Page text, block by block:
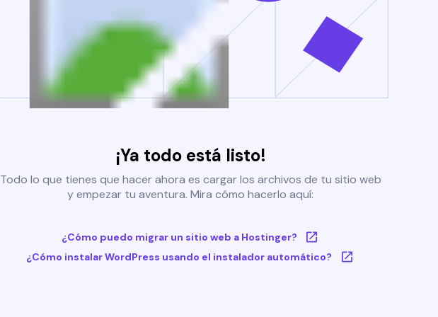
¡Ya todo está listo!
Todo lo que tienes que hacer ahora es cargar los archivos de tu sitio web
y empezar tu aventura. Mira cómo hacerlo aquí:
¿Cómo puedo migrar un sitio web a Hostinger?
¿Cómo instalar WordPress usando el instalador automático?